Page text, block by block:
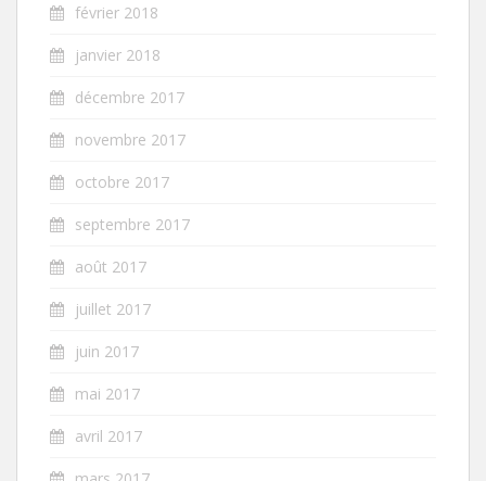
février 2018
janvier 2018
décembre 2017
novembre 2017
octobre 2017
septembre 2017
août 2017
juillet 2017
juin 2017
mai 2017
avril 2017